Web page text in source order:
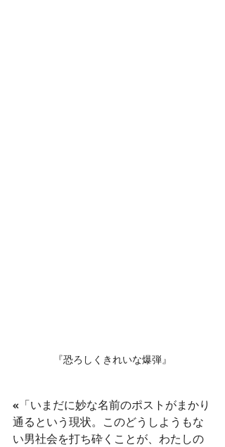
『恐ろしくきれいな爆弾』
«「いまだに妙な名前のポストがまかり
通るという現状。このどうしようもな
い男社会を打ち砕くことが、わたしの